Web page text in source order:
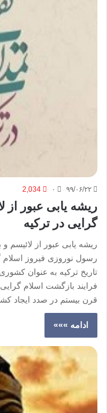
۹۹/۰۶/۲۲ ۰ 2,034
ریشه یابی عبور از
گرایی در ترکیه
ریشه یابی عبور از لائیسم
رسول نوروزی فیروز اسلام
تاریخ ترکیه به عنوان
فرایند بازگشت اسلام
قرن بیستم در صدد ایجاد
ادامه »»»